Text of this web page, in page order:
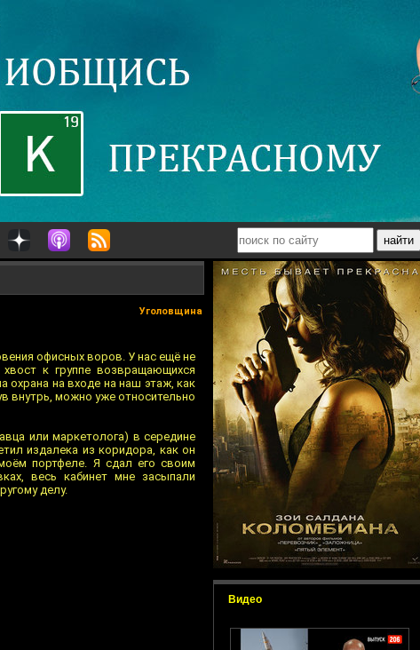
Видео
Уголовщина
офисных воров. У нас ещё не
к группе возвращающихся
охрана на входе на наш этаж, как
внутрь, можно уже относительно
или маркетолога) в середине
издалека из коридора, как он
портфеле. Я сдал его своим
весь кабинет мне засыпали
делу.